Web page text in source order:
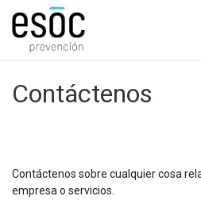
Contáctenos
Contáctenos sobre cualquier cosa
empresa o servicios.